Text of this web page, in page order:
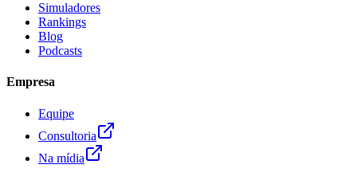
Simuladores
Rankings
Blog
Podcasts
Empresa
Equipe
Consultoria
Na mídia